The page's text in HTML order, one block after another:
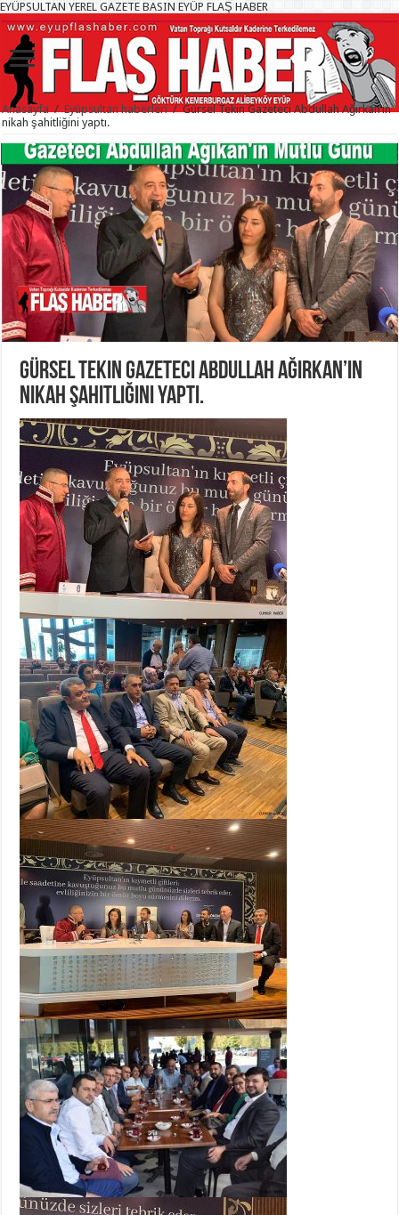
EYÜPSULTAN YEREL GAZETE BASIN EYÜP FLAŞ HABER
Anasayfa / Eyüpsultan haberleri / Gürsel Tekin Gazeteci Abdullah Ağırkan’ın
nikah şahitliğini yaptı.
Gürsel Tekin Gazeteci Abdullah Ağırkan’ın
nikah şahitliğini yaptı.